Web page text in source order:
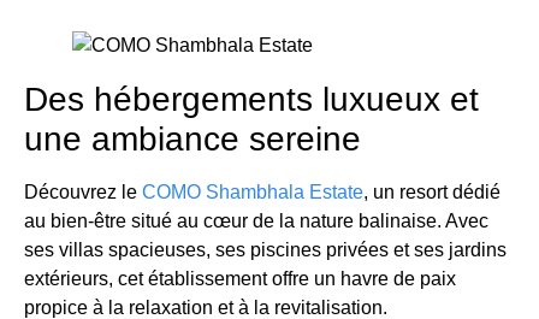
Des hébergements luxueux et
une ambiance sereine
Découvrez le COMO Shambhala Estate, un resort dédié
au bien-être situé au cœur de la nature balinaise. Avec
ses villas spacieuses, ses piscines privées et ses jardins
extérieurs, cet établissement offre un havre de paix
propice à la relaxation et à la revitalisation.